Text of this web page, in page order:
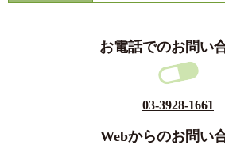
お電話でのお問い
03-3928-1661
Webからのお問い